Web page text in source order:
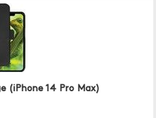
(iPhone 14 Pro Max)